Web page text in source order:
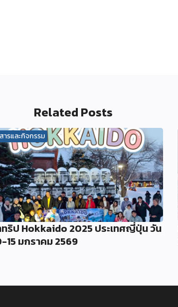
Related Posts
ารและกิจกรรม
ริป Hokkaido 2025 ประเทศญี่ปุ่น วัน
15 มกราคม 2569